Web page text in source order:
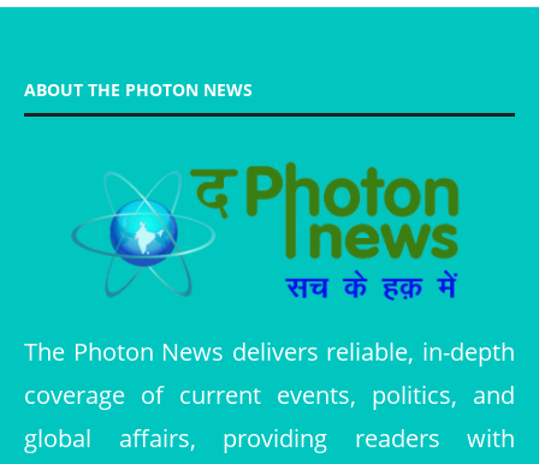
ABOUT THE PHOTON NEWS
The Photon News delivers reliable, in-depth
coverage of current events, politics, and
global affairs, providing readers with